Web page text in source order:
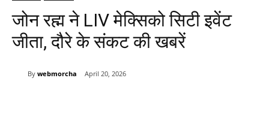
जोन रह्म ने LIV मेक्सिको सिटी इवेंट
जीता, दौरे के संकट की खबरें
By webmorcha April 20, 2026